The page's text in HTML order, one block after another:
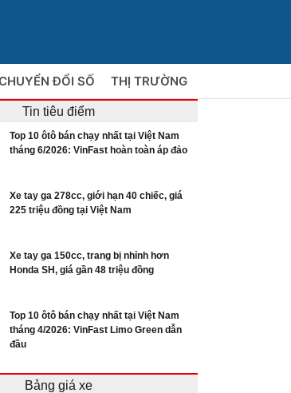
ĐỔI SỐ THỊ TRƯỜNG
Tin tiêu điểm
Top 10 ôtô bán chạy nhất tại Việt Nam
tháng 6/2026: VinFast hoàn toàn áp đảo
Xe tay ga 278cc, giới hạn 40 chiếc, giá
225 triệu đồng tại Việt Nam
Xe tay ga 150cc, trang bị nhỉnh hơn
Honda SH, giá gần 48 triệu đồng
Top 10 ôtô bán chạy nhất tại Việt Nam
tháng 4/2026: VinFast Limo Green dẫn
đầu
Bảng giá xe